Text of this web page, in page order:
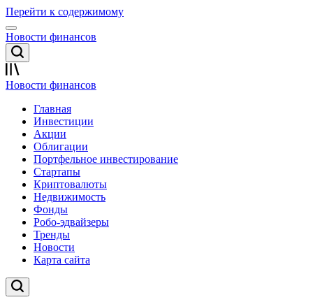
Перейти к содержимому
Новости финансов
Новости финансов
Главная
Инвестиции
Акции
Облигации
Портфельное инвестирование
Стартапы
Криптовалюты
Недвижимость
Фонды
Робо-эдвайзеры
Тренды
Новости
Карта сайта